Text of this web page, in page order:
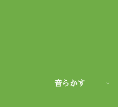
音らかす